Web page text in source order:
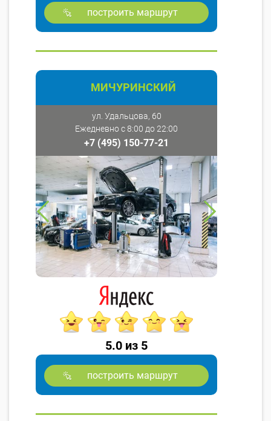
построить маршрут
МИЧУРИНСКИЙ
ул. Удальцова, 60
Ежедневно с 8:00 до 22:00
+7 (495) 150-77-21
5.0 из 5
построить маршрут